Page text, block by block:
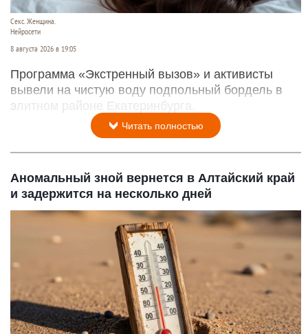
Секс. Женщина.
Нейросети
8 августа 2026 в 19:05
Программа «Экстренный вызов» и активисты
вывели на чистую воду подпольный бордель в
элитном районе Екатеринбурга.
Читать полностью
Аномальный зной вернется в Алтайский край
и задержится на несколько дней